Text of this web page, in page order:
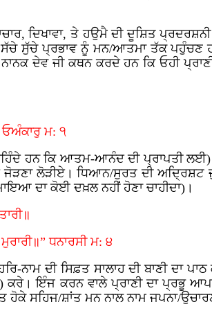
ਦਿਖਾਵਾ, ਤੇ ਹਉਮੈ ਦੀ ਦੂਸ਼ਿਤ
ਸੁੱਚੇ ਪ੍ਰਭਾਵ ਨੂੰ ਮਨ/ਆਤਮਾ ਤੱਕ ਪਹੁੰਚਣ
ਦੇਵ ਜੀ ਕਥਨ ਕਰਦੇ ਹਨ ਕਿ ਓਹੀ
ਓਅੰਕਾਰੁ ਮ: ੧
ਹਨ ਕਿ ਆਤਮ-ਆਨੰਦ ਦੀ ਪ੍ਰਾਪਤੀ ਲਈ)
ਜੋੜਣਾ ਲੋੜੀਏ। ਧਿਆਨ/ਸੁਰਤ ਦੀ
ਦਾ ਕੋਈ ਦਖ਼ਲ ਨਹੀਂ ਹੋਣਾ ਚਾਹੀਦਾ)।
ਧਨਾਰਸੀ ਮ: ੪
ਦੀ ਸਿਫ਼ਤ ਸਾਲਾਹ ਦੀ ਬਾਣੀ ਦਾ
ਕਰੇ। ਇੰਜ ਕਰਨ ਵਾਲੇ ਪ੍ਰਾਣੀ ਦਾ ਪ੍ਰਭੂ
ਸਹਿਜ/ਸ਼ਾਂਤ ਮਨ ਨਾਲ ਨਾਮ ਜਪਨਾ/